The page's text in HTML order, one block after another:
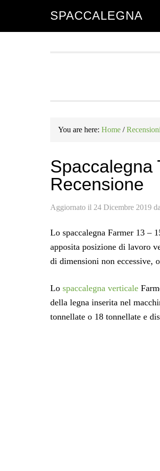
SPACCALEGNA
You are here: Home / Recensioni
Spaccalegna
Recensione
Aggiornato il 24 Dicembre 2019 da
Lo spaccalegna Farmer 13 –
apposita posizione di lavoro
di dimensioni non eccessive,
Lo spaccalegna verticale
della legna inserita nel
tonnellate o 18 tonnellate e